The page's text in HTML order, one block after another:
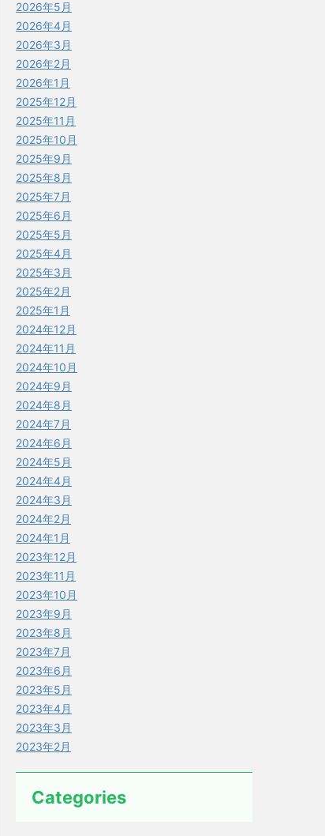
2026年5月
2026年4月
2026年3月
2026年2月
2026年1月
2025年12月
2025年11月
2025年10月
2025年9月
2025年8月
2025年7月
2025年6月
2025年5月
2025年4月
2025年3月
2025年2月
2025年1月
2024年12月
2024年11月
2024年10月
2024年9月
2024年8月
2024年7月
2024年6月
2024年5月
2024年4月
2024年3月
2024年2月
2024年1月
2023年12月
2023年11月
2023年10月
2023年9月
2023年8月
2023年7月
2023年6月
2023年5月
2023年4月
2023年3月
2023年2月
Categories